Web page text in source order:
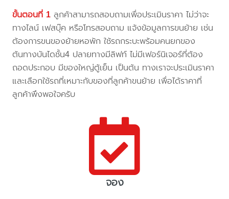
ขั้นตอนที่ 1 ลูกค้าสามารถสอบถามเพื่อประเมินราคา ไม่ว่าจะ
ทางไลน์ เฟสบุ๊ค หรือโทรสอบถาม แจ้งข้อมูลการขนย้าย เช่น
ต้องการขนของย้ายหอพัก ใช้รถกระบะพร้อมคนยกของ
ต้นทางบันไดชั้น4 ปลายทางมีลิฟท์ ไม่มีเฟอร์นิเจอร์ที่ต้อง
ถอดประกอบ มีของใหญ่ตู้เย็น เป็นต้น ทางเราจะประเมินราคา
และเลือกใช้รถที่เหมาะกับของที่ลูกค้าขนย้าย เพื่อได้ราคาที่
ลูกค้าพึงพอใจครับ
จอง